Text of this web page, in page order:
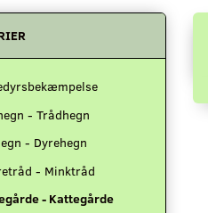
- Trådhegn
- Dyrehegn
- Minktråd
- Kattegårde